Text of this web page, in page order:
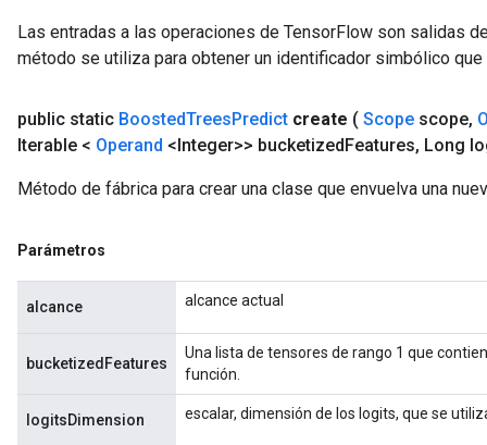
Las entradas a las operaciones de TensorFlow son salidas
método se utiliza para obtener un identificador simbólico
public static BoostedTreesPredict create ( Scope scope,
Iterable < Operand <Integer>> bucketizedFeatures, Long
Método de fábrica para crear una clase que envuelva una
Parámetros
alcance alcance actual
bucketizedFeatures
Una lista de tensores de rango 1 que
función.
logitsDimension escalar, dimensión de los logits, que se